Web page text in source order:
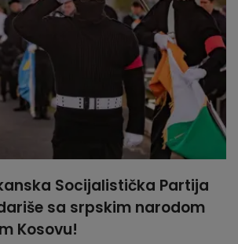
Socijalistička Partija
sa srpskim narodom
Kosovu!